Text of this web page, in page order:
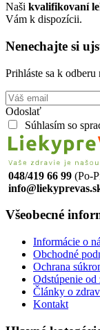
Naši kvalifikovaní
Vám k dispozícii.
Nenechajte si
Prihláste sa k
Odoslať
Súhlasím so
048/419 66 99 (Po-
Všeobecné
Informácie o
Obchodné
Ochrana
Odstúpenie
Články o
Kontakt